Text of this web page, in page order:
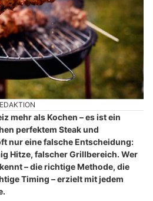
mehr als Kochen – es ist ein
perfektem Steak und
nur eine falsche Entscheidung:
Hitze, falscher Grillbereich. Wer
– die richtige Methode, die
Timing – erzielt mit jedem